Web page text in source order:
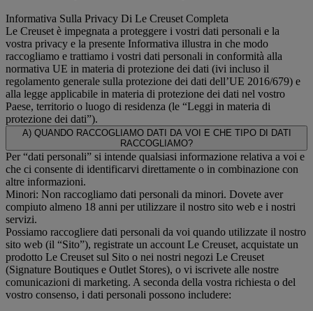
Informativa Sulla Privacy Di Le Creuset Completa
Le Creuset è impegnata a proteggere i vostri dati personali e la
vostra privacy e la presente Informativa illustra in che modo
raccogliamo e trattiamo i vostri dati personali in conformità alla
normativa UE in materia di protezione dei dati (ivi incluso il
regolamento generale sulla protezione dei dati dell’UE 2016/679) e
alla legge applicabile in materia di protezione dei dati nel vostro
Paese, territorio o luogo di residenza (le “Leggi in materia di
protezione dei dati”).
A) QUANDO RACCOGLIAMO DATI DA VOI E CHE TIPO DI DATI
RACCOGLIAMO?
Per “dati personali” si intende qualsiasi informazione relativa a voi e
che ci consente di identificarvi direttamente o in combinazione con
altre informazioni.
Minori: Non raccogliamo dati personali da minori. Dovete aver
compiuto almeno 18 anni per utilizzare il nostro sito web e i nostri
servizi.
Possiamo raccogliere dati personali da voi quando utilizzate il nostro
sito web (il “Sito”), registrate un account Le Creuset, acquistate un
prodotto Le Creuset sul Sito o nei nostri negozi Le Creuset
(Signature Boutiques e Outlet Stores), o vi iscrivete alle nostre
comunicazioni di marketing. A seconda della vostra richiesta o del
vostro consenso, i dati personali possono includere: